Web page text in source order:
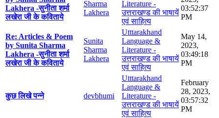
Lakhera -सुनीता शर्मा
लखेरा जी के कविताये
Sharma
Lakhera
Literature -
उत्तराखण्ड की भाषायें
एवं साहित्य
03:52:37
PM
Re: Articles & Poem
by Sunita Sharma
Lakhera -सुनीता शर्मा
लखेरा जी के कविताये
Sunita
Sharma
Lakhera
Utttarakhand
Language &
Literature -
उत्तराखण्ड की भाषायें
एवं साहित्य
May 14,
2023,
03:49:18
PM
कुछ लिखे पन्ने devbhumi
Utttarakhand
Language &
Literature -
उत्तराखण्ड की भाषायें
एवं साहित्य
February
28, 2023,
03:57:32
PM